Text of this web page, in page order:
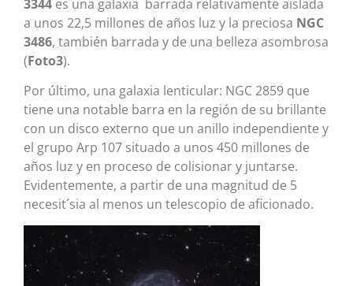
3344 es una galaxia barrada relativamente aislada
a unos 22,5 millones de años luz y la preciosa NGC
3486, también barrada y de una belleza asombrosa
(Foto3).
Por último, una galaxia lenticular: NGC 2859 que
tiene una notable barra en la región de su brillante
con un disco externo que un anillo independiente y
el grupo Arp 107 situado a unos 450 millones de
años luz y en proceso de colisionar y juntarse.
Evidentemente, a partir de una magnitud de 5
necesit´sia al menos un telescopio de aficionado.